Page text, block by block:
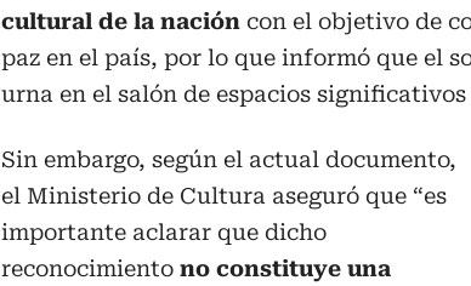
cultural de la nación con el objetivo de
paz en el país, por lo que informó que el
urna en el salón de espacios significativos
Sin embargo, según el actual documento,
el Ministerio de Cultura aseguró que “es
importante aclarar que dicho
reconocimiento no constituye una